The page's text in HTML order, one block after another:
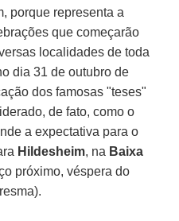
porque representa a
que começarão
localidades de toda
dia 31 de outubro de
dos famosas "teses"
de fato, como o
a expectativa para o
Hildesheim, na Baixa
próximo, véspera do